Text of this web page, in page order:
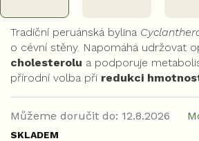
SKLADEM
Můžeme doručit do: 12.8.2026
Tradiční peruánská bylina
o cévní stěny. Napomáhá udržovat
cholesterolu a podporuje
přírodní volba při redukci